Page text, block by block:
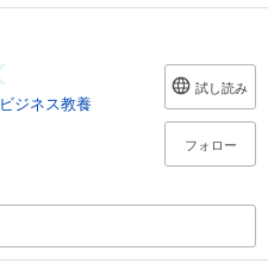
ビジネス教養
試し読み
フォロー